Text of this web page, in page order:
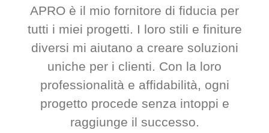
APRO è il mio fornitore di fiducia per
tutti i miei progetti. I loro stili e finiture
diversi mi aiutano a creare soluzioni
uniche per i clienti. Con la loro
professionalità e affidabilità, ogni
progetto procede senza intoppi e
raggiunge il successo.